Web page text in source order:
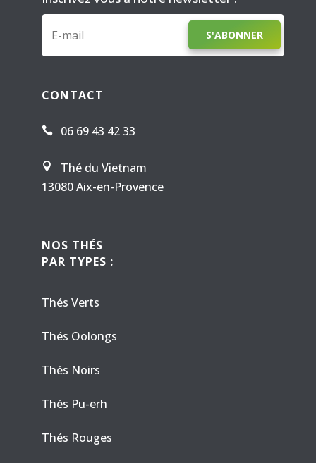
S'ABONNER
CONTACT
 06 69 43 42 33

Thé du Vietnam
13080 Aix-en-Provence
NOS THÉS
PAR TYPES :
Thés Verts
Thés Oolongs
Thés Noirs
Thés Pu-erh
Thés Rouges